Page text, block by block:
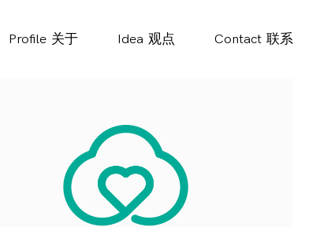
Profile 关于 Idea 观点 Contact 联系